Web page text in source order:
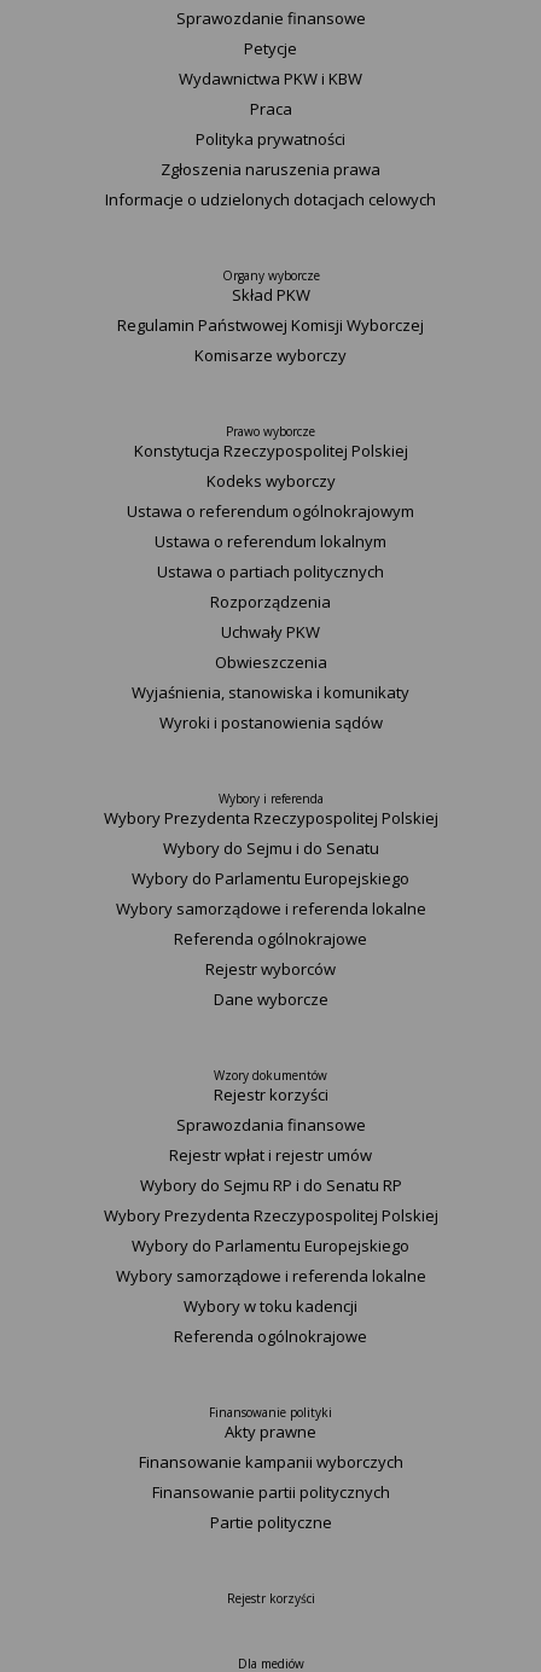
Sprawozdanie finansowe
Petycje
Wydawnictwa PKW i KBW
Praca
Polityka prywatności
Zgłoszenia naruszenia prawa
Informacje o udzielonych dotacjach celowych
Organy wyborcze
Skład PKW
Regulamin Państwowej Komisji Wyborczej
Komisarze wyborczy
Prawo wyborcze
Konstytucja Rzeczypospolitej Polskiej​
Kodeks wyborczy
Ustawa o referendum ogólnokrajowym
Ustawa o referendum lokalnym
Ustawa o partiach politycznych
Rozporządzenia
Uchwały PKW
Obwieszczenia
Wyjaśnienia, stanowiska i komunikaty
Wyroki i postanowienia sądów
Wybory i referenda
Wybory Prezydenta Rzeczypospolitej Polskiej
Wybory do Sejmu i do Senatu
Wybory do Parlamentu Europejskiego
Wybory samorządowe i referenda lokalne
Referenda ogólnokrajowe
Rejestr wyborców
Dane wyborcze
Wzory dokumentów
Rejestr korzyści
Sprawozdania finansowe
Rejestr wpłat i rejestr umów
Wybory do Sejmu RP i do Senatu RP
Wybory Prezydenta Rzeczypospolitej Polskiej
Wybory do Parlamentu Europejskiego
Wybory samorządowe i referenda lokalne
Wybory w toku kadencji
Referenda ogólnokrajowe
Finansowanie polityki
Akty prawne
Finansowanie kampanii wyborczych
Finansowanie partii politycznych
Partie polityczne
Rejestr korzyści
Dla mediów